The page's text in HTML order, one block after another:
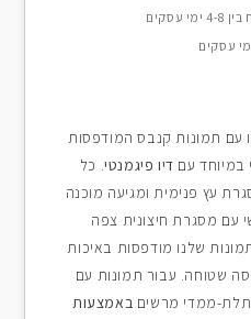
עם תמונות קנבס המודפסות
במיוחד עם דיו פיגמנטי. כל
עץ פנימית ומגיעה מוכנה
עם מסגרת חיצונית צפה
שלנו מודפסות באיכות
שטוחה. עבור תמונות עם
ממדי מרשים באמצעות